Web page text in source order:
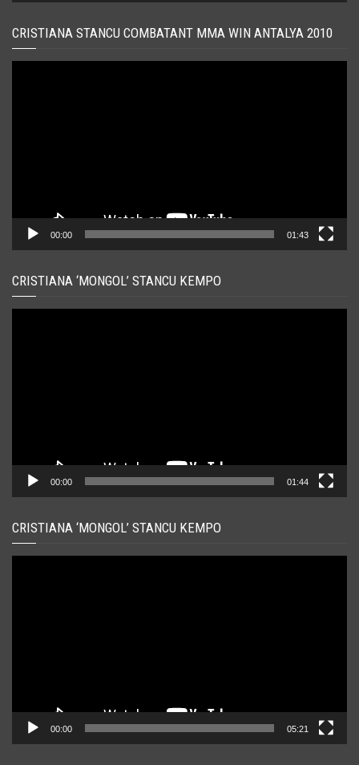
CRISTIANA STANCU COMBATANT MMA WIN ANTALYA 2010
00:00 01:43
CRISTIANA ‘MONGOL’ STANCU KEMPO
00:00 01:44
CRISTIANA ‘MONGOL’ STANCU KEMPO
00:00 05:21